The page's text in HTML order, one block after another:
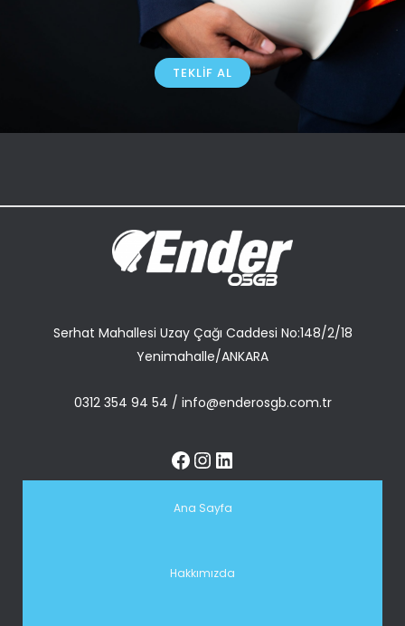
TEKLIF AL
Serhat Mahallesi Uzay Çağı Caddesi No:148/2/18
Yenimahalle/ANKARA
0312 354 94 54 / info@enderosgb.com.tr
Ana Sayfa
Hakkımızda